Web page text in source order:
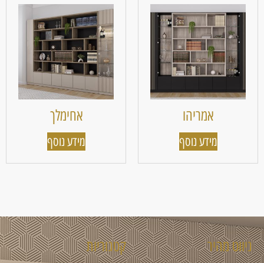
אמריהו
מידע נוסף
אחימלך
מידע נוסף
ניווט מהיר קטגוריות